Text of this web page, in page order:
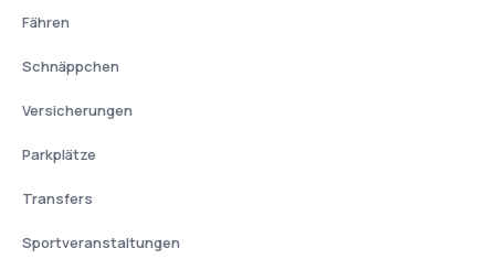
Fähren
Schnäppchen
Versicherungen
Parkplätze
Transfers
Sportveranstaltungen